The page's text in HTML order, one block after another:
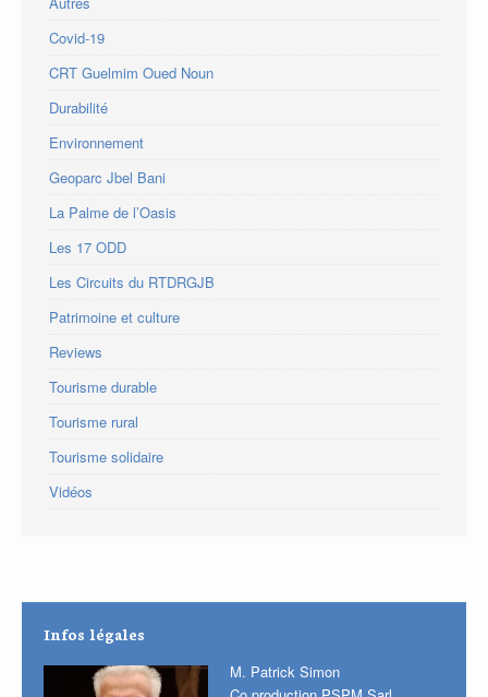
Covid-19
CRT Guelmim Oued Noun
Durabilité
Environnement
Geoparc Jbel Bani
La Palme de l’Oasis
Les 17 ODD
Les Circuits du RTDRGJB
Patrimoine et culture
Reviews
Tourisme durable
Tourisme rural
Tourisme solidaire
Vidéos
Infos légales
M. Patrick Simon